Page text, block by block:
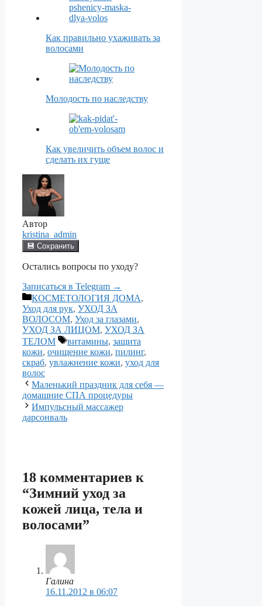
Как правильно ухаживать за
волосами
Молодость по наследству
Как увеличить объем волос и
сделать их гуще
Автор
kristina_admin
💾 Сохранить
Остались вопросы по уходу?
Записаться в Telegram →
Рубрики
КОСМЕТОЛОГИЯ ДОМА,
Уход для рук, УХОД ЗА
ВОЛОСОМ, Уход за глазами,
УХОД ЗА ЛИЦОМ, УХОД ЗА
ТЕЛОМ
Метки
витамины, защита
кожи, очищение кожи, пилинг,
скраб, увлажнение кожи, уход для
волос
Маленький праздник для себя —
домашние СПА процедуры
Импульсный массажер
дарсонваль
18 комментариев к
“Зимний уход за
кожей лица, тела и
волосами”
Галина
16.11.2012 в 06:07